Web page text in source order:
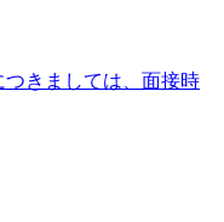
きましては、面接時